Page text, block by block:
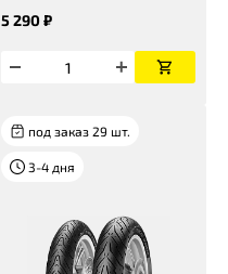
5 290 ₽
под заказ 29 шт.
3-4 дня